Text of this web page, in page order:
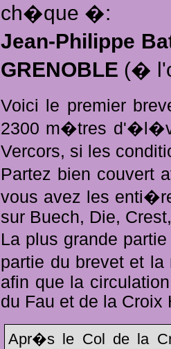
ch�que �:
Jean-Philippe
GRENOBLE (�
Voici le premier
2300 m�tres
Vercors, si les
Partez bien couvert
vous avez les
sur Buech, Die,
La plus grande
partie du brevet et
afin que la
du Fau et de la Croix
Apr�s le Col de la